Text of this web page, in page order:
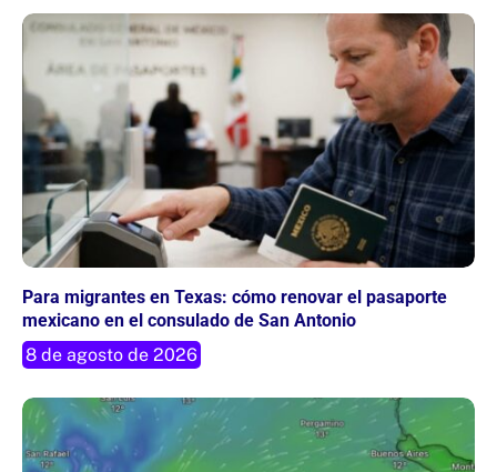
Para migrantes en Texas: cómo renovar el pasaporte
mexicano en el consulado de San Antonio
8 de agosto de 2026